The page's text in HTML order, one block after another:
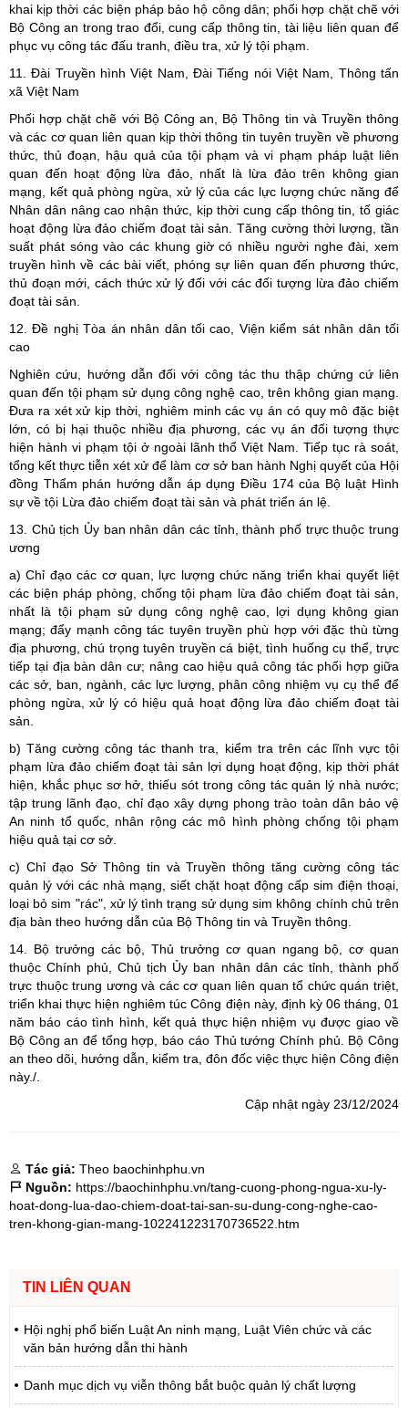
khai kịp thời các biện pháp bảo hộ công dân; phối hợp chặt chẽ với
Bộ Công an trong trao đổi, cung cấp thông tin, tài liệu liên quan để
phục vụ công tác đấu tranh, điều tra, xử lý tội phạm.
11. Đài Truyền hình Việt Nam, Đài Tiếng nói Việt Nam, Thông tấn
xã Việt Nam
Phối hợp chặt chẽ với Bộ Công an, Bộ Thông tin và Truyền thông
và các cơ quan liên quan kịp thời thông tin tuyên truyền về phương
thức, thủ đoạn, hậu quả của tội phạm và vi phạm pháp luật liên
quan đến hoạt động lừa đảo, nhất là lừa đảo trên không gian
mạng, kết quả phòng ngừa, xử lý của các lực lượng chức năng để
Nhân dân nâng cao nhận thức, kịp thời cung cấp thông tin, tố giác
hoạt động lừa đảo chiếm đoạt tài sản. Tăng cường thời lượng, tần
suất phát sóng vào các khung giờ có nhiều người nghe đài, xem
truyền hình về các bài viết, phóng sự liên quan đến phương thức,
thủ đoạn mới, cách thức xử lý đối với các đối tượng lừa đảo chiếm
đoạt tài sản.
12. Đề nghị Tòa án nhân dân tối cao, Viện kiểm sát nhân dân tối
cao
Nghiên cứu, hướng dẫn đối với công tác thu thập chứng cứ liên
quan đến tội phạm sử dụng công nghệ cao, trên không gian mạng.
Đưa ra xét xử kịp thời, nghiêm minh các vụ án có quy mô đặc biệt
lớn, có bị hại thuộc nhiều địa phương, các vụ án đối tượng thực
hiện hành vi phạm tội ở ngoài lãnh thổ Việt Nam. Tiếp tục rà soát,
tổng kết thực tiễn xét xử để làm cơ sở ban hành Nghị quyết của Hội
đồng Thẩm phán hướng dẫn áp dụng Điều 174 của Bộ luật Hình
sự về tội Lừa đảo chiếm đoạt tài sản và phát triển án lệ.
13. Chủ tịch Ủy ban nhân dân các tỉnh, thành phố trực thuộc trung
ương
a) Chỉ đạo các cơ quan, lực lượng chức năng triển khai quyết liệt
các biện pháp phòng, chống tội phạm lừa đảo chiếm đoạt tài sản,
nhất là tội phạm sử dụng công nghệ cao, lợi dụng không gian
mạng; đẩy mạnh công tác tuyên truyền phù hợp với đặc thù từng
địa phương, chú trọng tuyên truyền cá biệt, tình huống cụ thể, trực
tiếp tại địa bàn dân cư; nâng cao hiệu quả công tác phối hợp giữa
các sở, ban, ngành, các lực lượng, phân công nhiệm vụ cụ thể để
phòng ngừa, xử lý có hiệu quả hoạt động lừa đảo chiếm đoạt tài
sản.
b) Tăng cường công tác thanh tra, kiểm tra trên các lĩnh vực tội
phạm lừa đảo chiếm đoạt tài sản lợi dụng hoạt động, kịp thời phát
hiện, khắc phục sơ hở, thiếu sót trong công tác quản lý nhà nước;
tập trung lãnh đạo, chỉ đạo xây dựng phong trào toàn dân bảo vệ
An ninh tổ quốc, nhân rộng các mô hình phòng chống tội phạm
hiệu quả tại cơ sở.
c) Chỉ đạo Sở Thông tin và Truyền thông tăng cường công tác
quản lý với các nhà mạng, siết chặt hoạt động cấp sim điện thoại,
loại bỏ sim "rác", xử lý tình trạng sử dụng sim không chính chủ trên
địa bàn theo hướng dẫn của Bộ Thông tin và Truyền thông.
14. Bộ trưởng các bộ, Thủ trưởng cơ quan ngang bộ, cơ quan
thuộc Chính phủ, Chủ tịch Ủy ban nhân dân các tỉnh, thành phố
trực thuộc trung ương và các cơ quan liên quan tổ chức quán triệt,
triển khai thực hiện nghiêm túc Công điện này, định kỳ 06 tháng, 01
năm báo cáo tình hình, kết quả thực hiện nhiệm vụ được giao về
Bộ Công an để tổng hợp, báo cáo Thủ tướng Chính phủ. Bộ Công
an theo dõi, hướng dẫn, kiểm tra, đôn đốc việc thực hiện Công điện
này./.
Cập nhật ngày 23/12/2024
Tác giả: Theo baochinhphu.vn
Nguồn: https://baochinhphu.vn/tang-cuong-phong-ngua-xu-ly-
hoat-dong-lua-dao-chiem-doat-tai-san-su-dung-cong-nghe-cao-
tren-khong-gian-mang-102241223170736522.htm
TIN LIÊN QUAN
Hội nghị phổ biến Luật An ninh mạng, Luật Viên chức và các
văn bản hướng dẫn thi hành
Danh mục dịch vụ viễn thông bắt buộc quản lý chất lượng